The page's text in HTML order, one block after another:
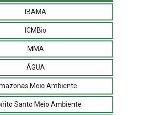
IBAMA
ICMBio
MMA
ÁGUA
Meio Ambiente
Santo Meio Ambiente